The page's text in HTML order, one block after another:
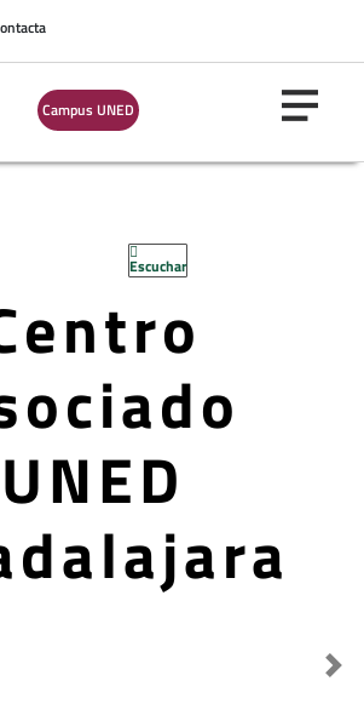
Campus UNED
Escuchar
UNED